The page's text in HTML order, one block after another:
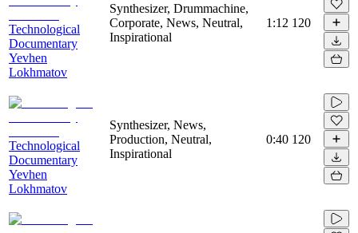
Technological
Documentary
Yevhen
Lokhmatov
Synthesizer, Drummachine,
Corporate, News, Neutral,
Inspirational
1:12 120
Technological
Documentary
Yevhen
Lokhmatov
Synthesizer, News,
Production, Neutral,
Inspirational
0:40 120